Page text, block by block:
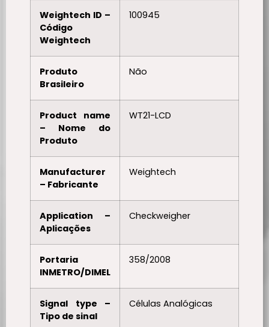
Weightech ID –
Código
Weightech
100945
Produto
Brasileiro
Não
Product name
– Nome do
Produto
WT21-LCD
Manufacturer
– Fabricante
Weightech
Application –
Aplicações
Checkweigher
Portaria
INMETRO/DIMEL
358/2008
Signal type –
Tipo de sinal
Células Analógicas